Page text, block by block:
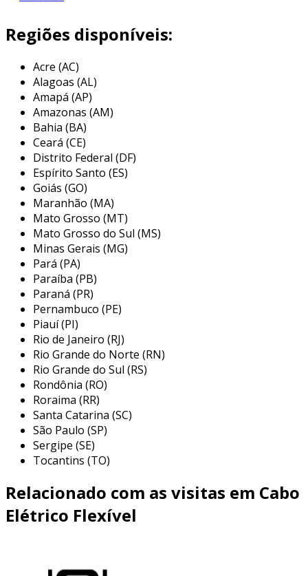
comparação com os cabos convencionais,
garantindo a continuidade do fornecimento
elétrico em diversos ambientes.
além de sua resistência, os cabos
emborrachados são conhecidos pela
flexibilidade e pela facilidade de manuseio. esse
aspecto é fundamental em aplicações que
exigem movimento constante dos cabos, como
em máquinas e equipamentos móveis. o
isolamento emborrachado também oferece
proteção adicional contra choques elétricos,
tornando-os uma escolha segura para uso em
locais onde a segurança é uma prioridade.
principais aplicações dos cabos
elétricos emborrachados
os cabos elétricos emborrachados são
amplamente utilizados em diversas áreas
devido às suas características excepcionais.
entre as principais aplicações, destacam-se:
construção civil:
frequentemente utilizados em canteiros
de obras, onde são submetidos a
condições severas, como altas
temperaturas e umidade.
veículos, pois oferecem segurança e
durabilidade, suportando vibrações e
movimentos constantes.
Regiões disponíveis:
Acre (AC)
Alagoas (AL)
Amapá (AP)
Amazonas (AM)
Bahia (BA)
Ceará (CE)
Distrito Federal (DF)
Espírito Santo (ES)
Goiás (GO)
Maranhão (MA)
Mato Grosso (MT)
Mato Grosso do Sul (MS)
Minas Gerais (MG)
Pará (PA)
Paraíba (PB)
Paraná (PR)
Pernambuco (PE)
Piauí (PI)
Rio de Janeiro (RJ)
Rio Grande do Norte (RN)
Rio Grande do Sul (RS)
Rondônia (RO)
Roraima (RR)
Santa Catarina (SC)
São Paulo (SP)
Sergipe (SE)
Tocantins (TO)
Relacionado com as visitas em Cabo
Elétrico Flexível